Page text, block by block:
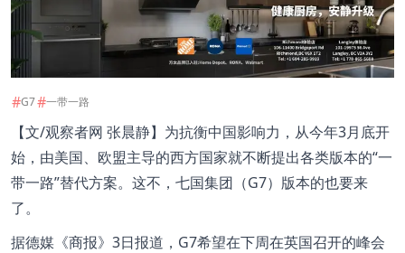
#G7#一带一路
【文/观察者网 张晨静】为抗衡中国影响力，从今年3月底开
始，由美国、欧盟主导的西方国家就不断提出各类版本的“一
带一路”替代方案。这不，七国集团（G7）版本的也要来
了。
据德媒《商报》3日报道，G7希望在下周在英国召开的峰会